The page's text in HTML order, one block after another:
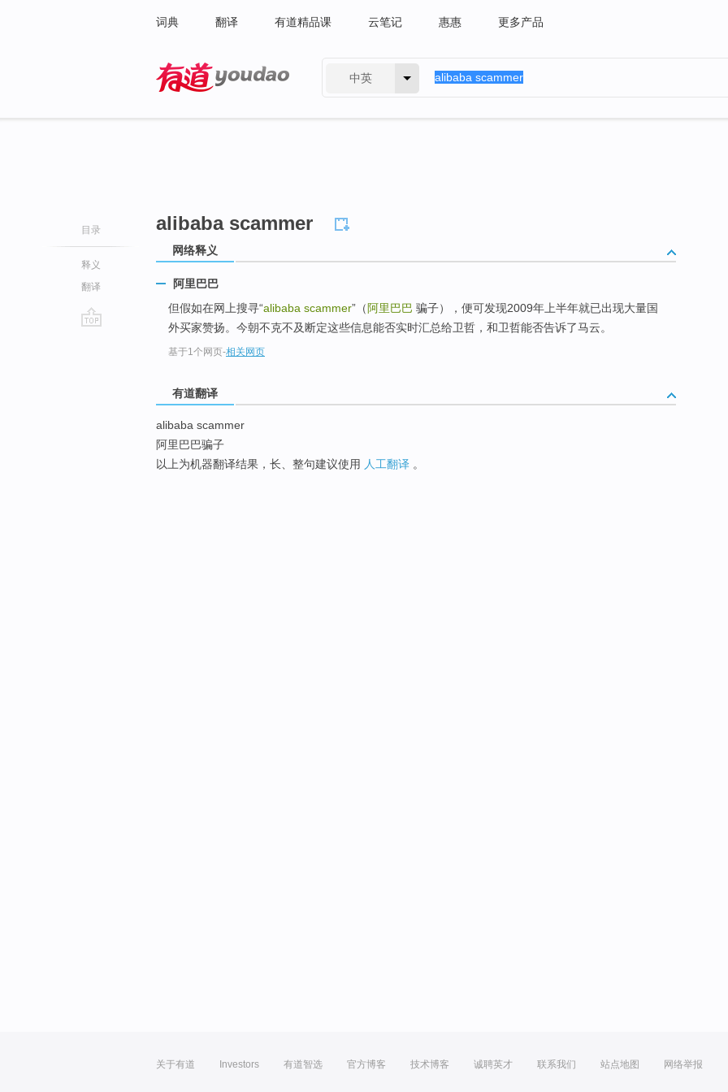
词典 翻译 有道精品课 云笔记 惠惠 更多产品
中英
目录
释义
翻译
alibaba scammer
网络释义
阿里巴巴
但假如在网上搜寻“alibaba scammer”（ 阿里巴巴 骗子），便可发现2009年上半年就已出现大量国
外买家赞扬。今朝不克不及断定这些信息能否实时汇总给卫哲，和卫哲能否告诉了马云。
基于1个网页-相关网页
有道翻译
alibaba scammer
阿里巴巴骗子
以上为机器翻译结果，长、整句建议使用 人工翻译 。
关于有道 Investors 有道智选 官方博客 技术博客 诚聘英才 联系我们 站点地图 网络举报